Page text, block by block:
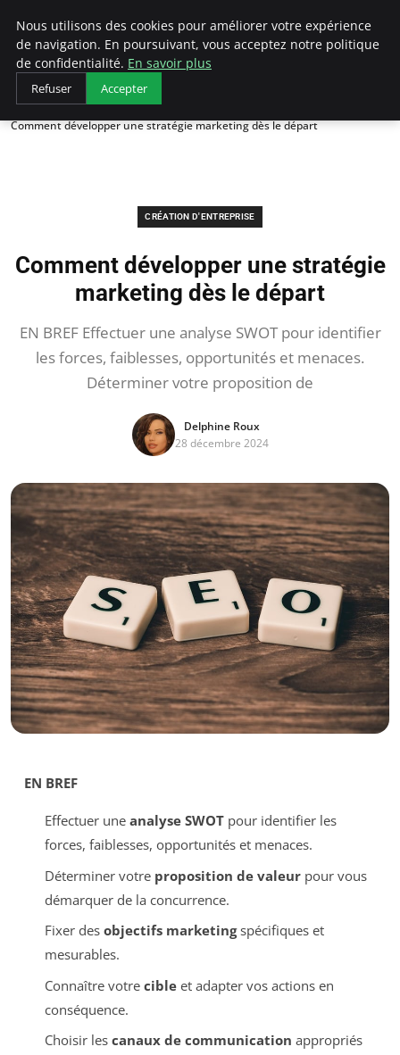
LECFCM
Accueil
Création d'entreprise
Comment développer une stratégie marketing dès le départ
CRÉATION D'ENTREPRISE
Comment développer une stratégie
marketing dès le départ
EN BREF Effectuer une analyse SWOT pour identifier
les forces, faiblesses, opportunités et menaces.
Déterminer votre proposition de
Delphine Roux
28 décembre 2024
EN BREF
Effectuer une analyse SWOTpour identifier les
forces, faiblesses, opportunités et menaces.
Déterminer votre proposition de valeurpour vous
démarquer de la concurrence.
Fixer des objectifs marketingspécifiques et
mesurables.
Connaître votre cibleet adapter vos actions en
conséquence.
Choisir les canaux de communication appropriés
Nous utilisons des cookies pour améliorer votre expérience
de navigation. En poursuivant, vous acceptez notre politique
de confidentialité. En savoir plus
Refuser Accepter